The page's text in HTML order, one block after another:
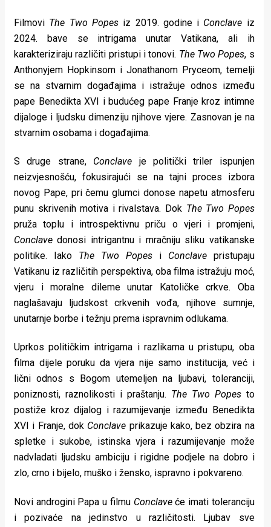
Filmovi The Two Popesiz 2019. godine i Conclave iz
2024. bave se intrigama unutar Vatikana, ali ih
karakteriziraju različiti pristupi i tonovi. The Two Popes, s
Anthonyjem Hopkinsom i Jonathanom Pryceom, temelji
se na stvarnim događajima i istražuje odnos između
pape Benedikta XVI i budućeg pape Franje kroz intimne
dijaloge i ljudsku dimenziju njihove vjere. Zasnovan je na
stvarnim osobama i događajima.
S druge strane, Conclave je politički triler ispunjen
neizvjesnošću, fokusirajući se na tajni proces izbora
novog Pape, pri čemu glumci donose napetu atmosferu
punu skrivenih motiva i rivalstava. Dok The Two Popes
pruža toplu i introspektivnu priču o vjeri i promjeni,
Conclave donosi intrigantnu i mračniju sliku vatikanske
politike. Iako The Two Popesi Conclavepristupaju
Vatikanu iz različitih perspektiva, oba filma istražuju moć,
vjeru i moralne dileme unutar Katoličke crkve. Oba
naglašavaju ljudskost crkvenih vođa, njihove sumnje,
unutarnje borbe i težnju prema ispravnim odlukama.
Uprkos političkim intrigama i razlikama u pristupu, oba
filma dijele poruku da vjera nije samo institucija, već i
lični odnos s Bogom utemeljen na ljubavi, toleranciji,
poniznosti, raznolikosti i praštanju. The Two Popesto
postiže kroz dijalog i razumijevanje između Benedikta
XVI i Franje, dok Conclave prikazuje kako, bez obzira na
spletke i sukobe, istinska vjera i razumijevanje može
nadvladati ljudsku ambiciju i rigidne podjele na dobro i
zlo, crno i bijelo, muško i žensko, ispravno i pokvareno.
Novi androgini Papa u filmu Conclaveće imati toleranciju
i pozivaće na jedinstvo u različitosti. Ljubav sve